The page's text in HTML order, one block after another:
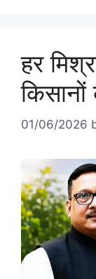
हर
किसानों
01/06/2026